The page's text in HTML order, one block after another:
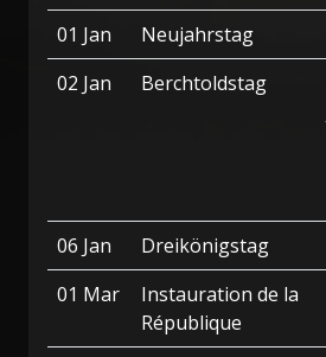
01 Jan
Neujahrstag
02 Jan
Berchtoldstag
06 Jan
Dreikönigstag
01 Mar
Instauration de la
République